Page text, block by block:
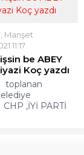
Manşet
11:17
be ABEY
Koç yazdı
toplanan
,İYİ PARTİ